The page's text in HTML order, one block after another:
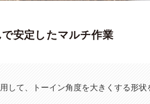
安定したマルチ作業
して、トーイン角度を大きくする形状